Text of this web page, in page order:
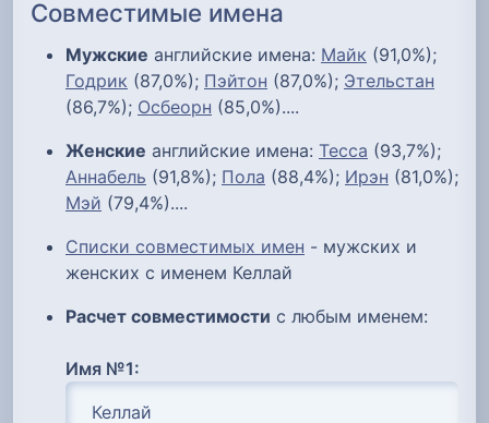
Совместимые имена
Мужские английские имена: Майк (91,0%);
Годрик (87,0%); Пэйтон (87,0%); Этельстан
(86,7%); Осбеорн (85,0%)....
Женские английские имена: Тесса (93,7%);
Аннабель (91,8%); Пола (88,4%); Ирэн (81,0%);
Мэй (79,4%)....
Списки совместимых имен - мужских и
женских с именем Келлай
Расчет совместимости с любым именем:
Имя №1: